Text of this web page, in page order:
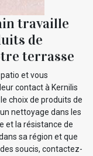
travaille
de
terrasse
et vous
contact à Kernilis
choix de produits de
nettoyage dans les
et la résistance de
sa région et que
soucis, contactez-